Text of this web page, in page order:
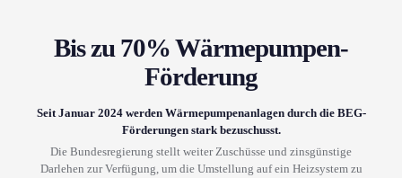
Bis zu 70% Wärmepumpen-
Förderung
Seit Januar 2024 werden Wärmepumpenanlagen durch die BEG-
Förderungen stark bezuschusst.
Die Bundesregierung stellt weiter Zuschüsse und zinsgünstige
Darlehen zur Verfügung, um die Umstellung auf ein Heizsystem zu